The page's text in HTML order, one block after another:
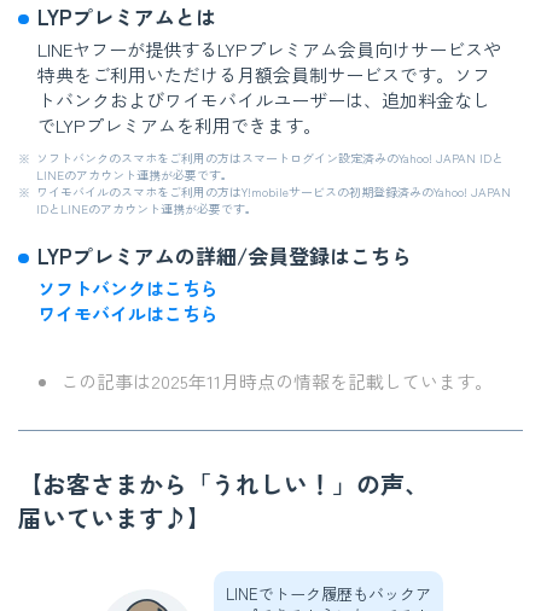
LYPプレミアムとは
LINEヤフーが提供するLYPプレミアム会員向けサービスや
特典をご利用いただける月額会員制サービスです。ソフ
トバンクおよびワイモバイルユーザーは、追加料金なし
でLYPプレミアムを利用できます。
※ ソフトバンクのスマホをご利用の方はスマートログイン設定済みのYahoo! JAPAN IDと
LINEのアカウント連携が必要です。
※ ワイモバイルのスマホをご利用の方はY!mobileサービスの初期登録済みのYahoo! JAPAN
IDとLINEのアカウント連携が必要です。
LYPプレミアムの詳細/会員登録はこちら
ソフトバンクはこちら
ワイモバイルはこちら
この記事は2025年11月時点の情報を記載しています。
【お客さまから「うれしい！」の声、
届いています♪】
LINEでトーク履歴もバックア